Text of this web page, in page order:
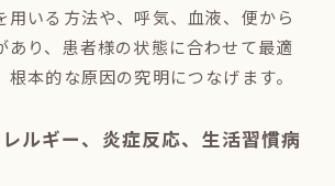
用いる方法や、呼気、血液、便から
あり、患者様の状態に合わせて最適
本的な原因の究明につなげます。
ルギー、炎症反応、生活習慣病